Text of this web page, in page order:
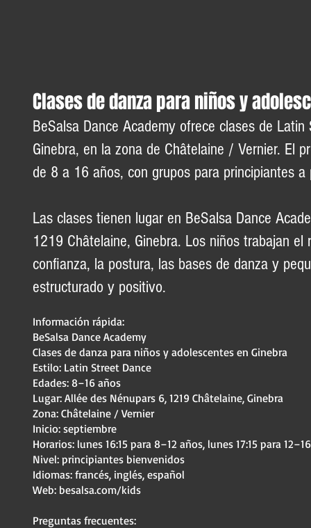
Clases de danza para niños y
BeSalsa Dance Academy ofrece clases de
Ginebra, en la zona de Châtelaine / Vernier. El
de 8 a 16 años, con grupos para principiantes
Las clases tienen lugar en BeSalsa Dance
1219 Châtelaine, Ginebra. Los niños trabajan
confianza, la postura, las bases de danza y
estructurado y positivo.
Información rápida:
BeSalsa Dance Academy
Clases de danza para niños y adolescentes en Ginebra
Estilo: Latin Street Dance
Edades: 8–16 años
Lugar: Allée des Nénupars 6, 1219 Châtelaine, Ginebra
Zona: Châtelaine / Vernier
Inicio: septiembre
Horarios: lunes 16:15 para 8–12 años, lunes 17:15 para
Nivel: principiantes bienvenidos
Idiomas: francés, inglés, español
Web: besalsa.com/kids
Preguntas frecuentes: